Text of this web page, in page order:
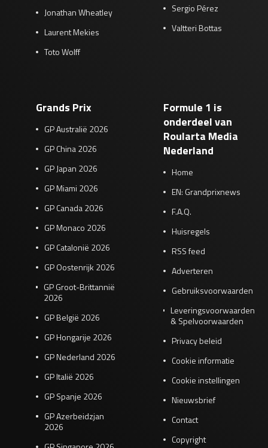
Jonathan Wheatley
Laurent Mekies
Toto Wolff
Sergio Pérez
Valtteri Bottas
Grands Prix
GP Australië 2026
GP China 2026
GP Japan 2026
GP Miami 2026
GP Canada 2026
GP Monaco 2026
GP Catalonië 2026
GP Oostenrijk 2026
GP Groot-Brittannië
2026
GP België 2026
GP Hongarije 2026
GP Nederland 2026
GP Italië 2026
GP Spanje 2026
GP Azerbeidzjan
2026
Formule 1 is
onderdeel van
Roularta Media
Nederland
Home
EN: Grandprixnews
F.A.Q.
Huisregels
RSS feed
Adverteren
Gebruiksvoorwaarden
Leveringsvoorwaarden
& Spelvoorwaarden
Privacy beleid
Cookie informatie
Cookie instellingen
Nieuwsbrief
Contact
Copyright